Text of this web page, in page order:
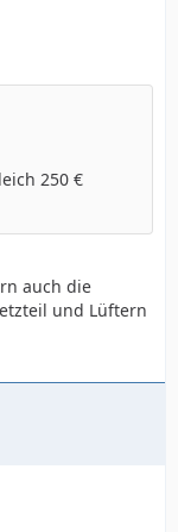
250 €
auch die
und Lüftern